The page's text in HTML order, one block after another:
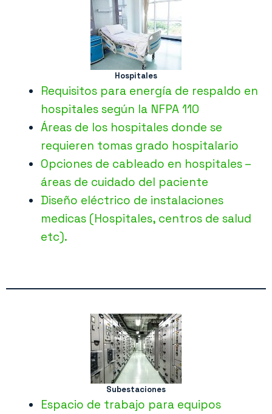
Hospitales
Requisitos para energía de respaldo en
hospitales según la NFPA 110
Áreas de los hospitales donde se
requieren tomas grado hospitalario
Opciones de cableado en hospitales –
áreas de cuidado del paciente
Diseño eléctrico de instalaciones
medicas (Hospitales, centros de salud
etc).
Subestaciones
Espacio de trabajo para equipos